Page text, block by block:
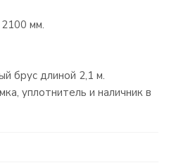
мм.
брус длиной 2,1 м.
уплотнитель и наличник в